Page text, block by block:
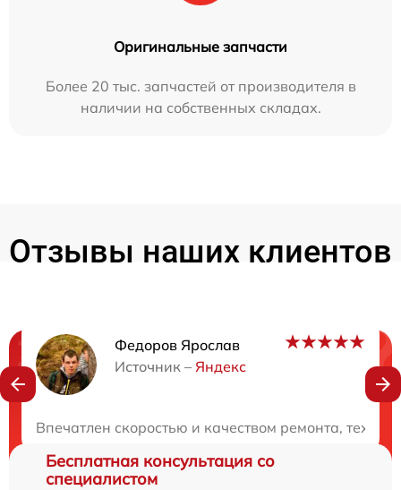
Оригинальные запчасти
Более 20 тыс. запчастей от производителя в
наличии на собственных складах.
Отзывы наших клиентов
Федоров Ярослав
Источник – Яндекс
Впечатлен скоростью и качеством ремонта,
Нужна консультация?
Бесплатная консультация со
специалистом